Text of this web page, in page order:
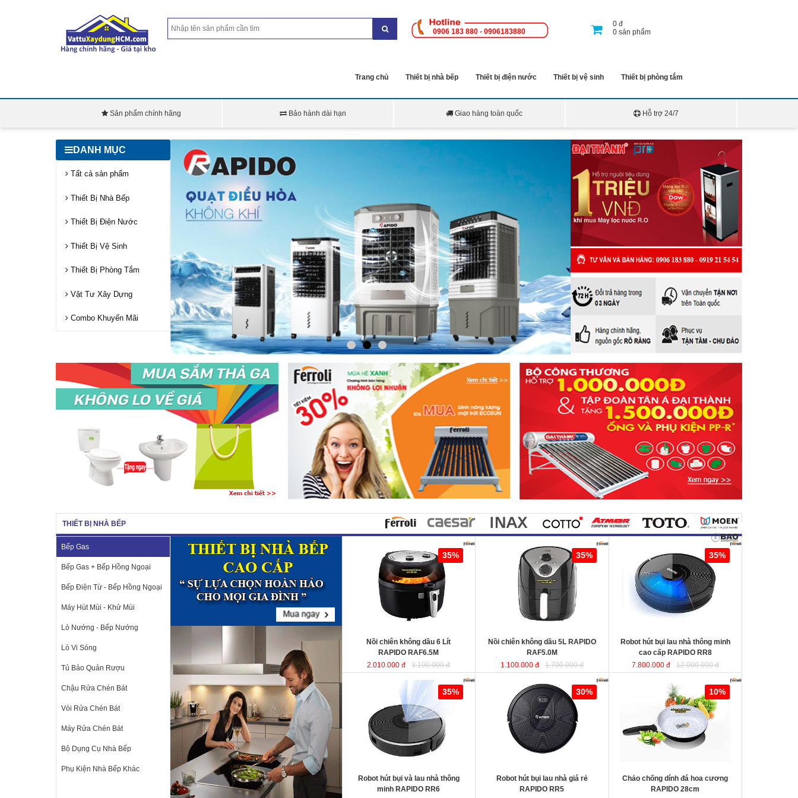
0906 183 880 - 0906183880
0đ
0sản phẩm
Trang chủ Thiết bị nhà bếp Thiết bị điện nước Thiết bị vệ sinh Thiết bị phòng tắm
Sản phẩm chính hãng Bảo hành dài hạn Giao hàng toàn quốc Hỗ trợ 24/7
DANH MỤC
Tất cả sản phẩm
Thiết Bị Nhà Bếp
Thiết Bị Điện Nước
Thiết Bị Vệ Sinh
Thiết Bị Phòng Tắm
Vật Tư Xây Dựng
Combo Khuyến Mãi
THIẾT BỊ NHÀ BẾP
Bếp Gas
Bếp Gas + Bếp Hồng Ngoại
Bếp Điện Từ - Bếp Hồng Ngoại
Máy Hút Mùi - Khử Mùi
Lò Nướng - Bếp Nướng
Lò Vi Sóng
Tủ Bảo Quản Rượu
Chậu Rửa Chén Bát
Vòi Rửa Chén Bát
Máy Rửa Chén Bát
Bộ Dụng Cụ Nhà Bếp
Phụ Kiện Nhà Bếp Khác
Nồi chiên không dầu 6 Lít RAPIDO
sử dụng chất liệu nhựa
ABS an toàn và bền bỉ. Ngoài ra,
lòng nồi được sản xuất từ chất liệu
thép không gỉ phủ men chống dính,
giúp cho thực phẩm không bị dính,
vỡ nát trong quá trình chiên, rán…
35%
Nồi chiên không dầu 6 Lít
RAPIDO RAF6.5M
2.010.000 đ
3.100.000 đ
Nồi chiên không dầu 5L RAPIDO
35%
Nồi chiên không dầu 5L RAPIDO
RAF5.0M
1.100.000 đ
1.700.000 đ
Robot hút bụi lau nhà thông minh
cao cấp RAPIDO RR8
35%
Robot hút bụi lau nhà thông minh
cao cấp RAPIDO RR8
7.800.000 đ
12.000.000 đ
Robot hút bụi và lau nhà thông minh
35%
Robot hút bụi và lau nhà thông
minh RAPIDO RR6
Robot hút bụi lau nhà giá rẻ
RAPIDO RR5
30%
Robot hút bụi lau nhà giá rẻ
RAPIDO RR5
Chảo chống dính đá hoa cương
chất liệu nhôm đúc
nguyên khối giữ nhiệt tốt, thiết kế
hiện đại tiết kiệt năng lượng giúp
món ăn chín đều và nhanh hơn.
10%
Chảo chống dính đá hoa cương
RAPIDO 28cm